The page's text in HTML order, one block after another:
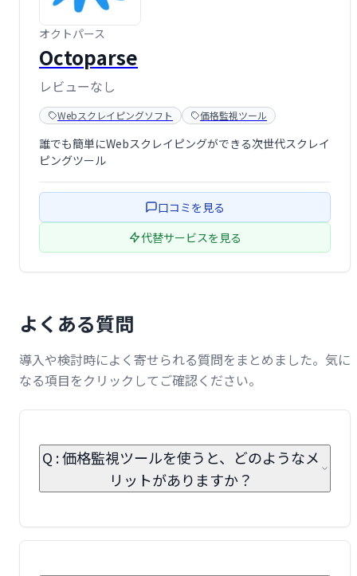
オクトパース
Octoparse
レビューなし
Webスクレイピングソフト 価格監視ツール
誰でも簡単にWebスクレイピングができる次世代スクレイ
ピングツール
口コミを見る
代替サービスを見る
よくある質問
導入や検討時によく寄せられる質問をまとめました。気に
なる項目をクリックしてご確認ください。
Q : 価格監視ツールを使うと、どのようなメ
リットがありますか？